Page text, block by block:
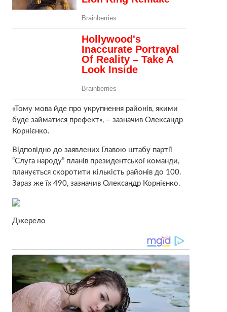
«Тому мова йде про укрупнення районів, якими
буде займатися префект», – зазначив Олександр
Корнієнко.
Відповідно до заявлених Главою штабу партії
“Слуга народу” планів президентської команди,
планується скоротити кількість районів до 100.
Зараз же їх 490, зазначив Олександр Корнієнко.
Джерело